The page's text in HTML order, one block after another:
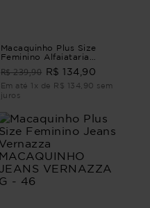
Macaquinho Plus Size
Feminino Alfaiataria
Breeze MACAQUINHO
ALFAIATARIA BREEZE
Marrom G2 - 50
R$ 239,90 R$ 134,90
Em até 1x de R$ 134,90 sem
juros